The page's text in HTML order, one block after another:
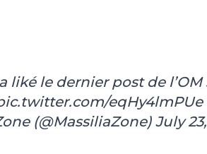
liké le dernier post de l’OM
eqHy4lmPUe
(@MassiliaZone) July 23,